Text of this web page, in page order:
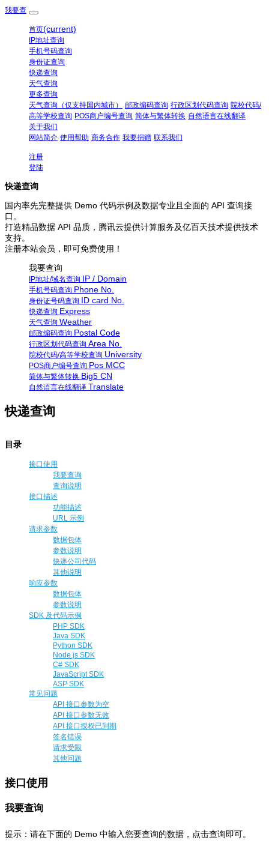
我要查
首页(current)
IP地址查询
手机号码查询
身份证查询
快递查询
天气查询
更多查询
天气查询（仅支持国内城市）
邮政编码查询 行政区划代码查询 院校代码/
高等学校查询 POS商户编号查询 简体与繁体转换 自然语言在线翻译
关于我们
网站简介 使用帮助 商务合作 我要捐赠 联系我们
注册
登陆
快递查询
国内率先完整提供 Demo 代码示例及数据专业且全面的 API 查询接
口。
打造精品数据 API 品质，腾讯云提供计算服务及亿百天技术提供技术
支持。
注册本站会员，即可免费使用！
我要查询
IP地址/域名查询 IP / Domain
手机号码查询 Phone No.
身份证号码查询 ID card No.
快递查询 Express
天气查询 Weather
邮政编码查询 Postal Code
行政区划代码查询 Area No.
院校代码/高等学校查询 University
POS商户编号查询 Pos MCC
简体与繁体转换 Big5 CN
自然语言在线翻译 Translate
快递查询
目录
接口使用
我要查询
查询说明
接口描述
功能描述
URL 示例
请求参数
数据包体
参数说明
快递公司代码
其他说明
响应参数
数据包体
参数说明
SDK 及代码示例
PHP SDK
Java SDK
Python SDK
Node.js SDK
C# SDK
JavaScript SDK
ASP SDK
常见问题
API 接口参数为空
API 接口参数无效
API 接口授权已到期
签名错误
请求受限
其他问题
接口使用
我要查询
提示：请在下面的 Demo 中输入您要查询的数据，点击查询即可。